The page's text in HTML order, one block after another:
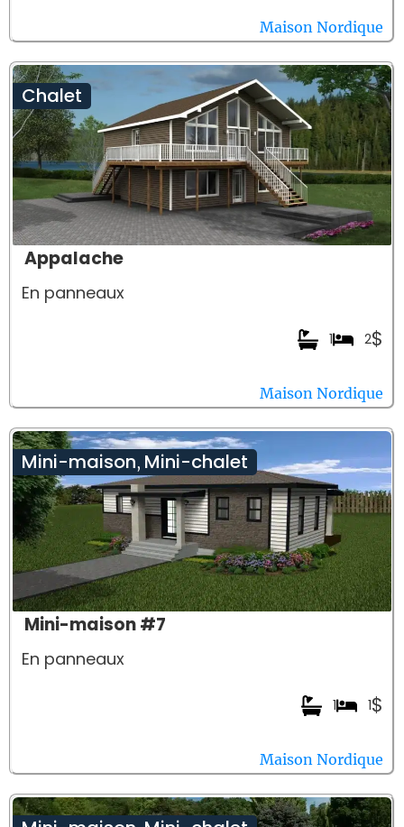
Maison Nordique
Chalet
Appalache
En panneaux
$
2
1
Maison Nordique
Mini-maison, Mini-chalet
Mini-maison #7
En panneaux
$
1
1
Maison Nordique